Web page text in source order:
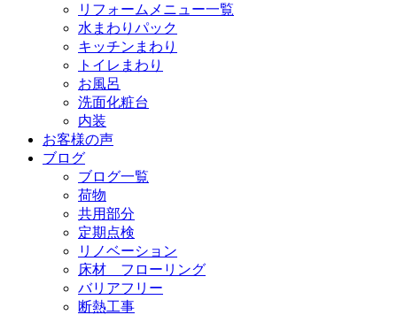
リフォームメニュー一覧
水まわりパック
キッチンまわり
トイレまわり
お風呂
洗面化粧台
内装
お客様の声
ブログ
ブログ一覧
荷物
共用部分
定期点検
リノベーション
床材 フローリング
バリアフリー
断熱工事